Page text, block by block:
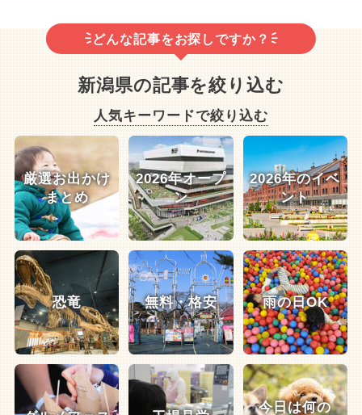
どんな記事をお探しですか？
新潟県の記事を絞り込む
人気キーワードで絞り込む
厳選お出かけ
まとめ
2026年オープ
ン
2026年のイベ
ント
恐竜 無料・格安 雨の日OK
今日は何の